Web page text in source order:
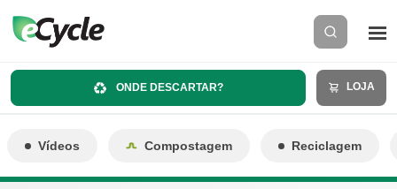
ONDE DESCARTAR? LOJA
Vídeos Compostagem Reciclagem